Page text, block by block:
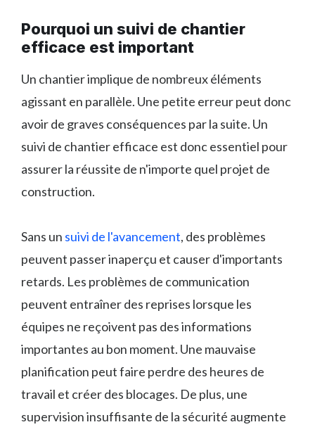
Pourquoi un suivi de chantier
efficace est important
Un chantier implique de nombreux éléments
agissant en parallèle. Une petite erreur peut donc
avoir de graves conséquences par la suite. Un
suivi de chantier efficace est donc essentiel pour
assurer la réussite de n'importe quel projet de
construction.
Sans un suivi de l'avancement, des problèmes
peuvent passer inaperçu et causer d'importants
retards. Les problèmes de communication
peuvent entraîner des reprises lorsque les
équipes ne reçoivent pas des informations
importantes au bon moment. Une mauvaise
planification peut faire perdre des heures de
travail et créer des blocages. De plus, une
supervision insuffisante de la sécurité augmente